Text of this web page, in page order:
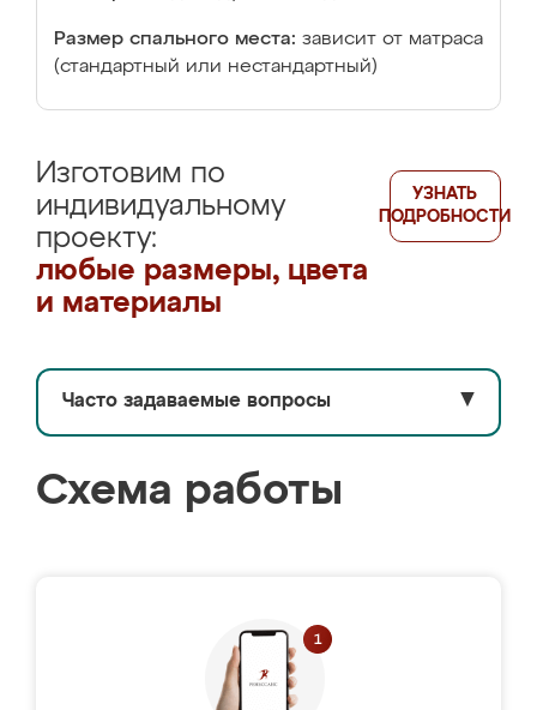
Размер спального места: зависит от матраса
(стандартный или нестандартный)
Изготовим по
индивидуальному
проекту:
любые размеры, цвета
и материалы
УЗНАТЬ
ПОДРОБНОСТИ
Часто задаваемые вопросы ▼
Схема работы